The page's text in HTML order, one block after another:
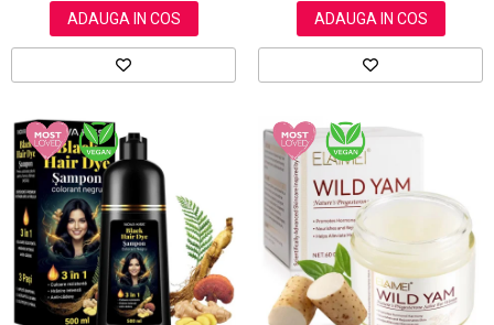
ADAUGA IN COS ADAUGA IN COS